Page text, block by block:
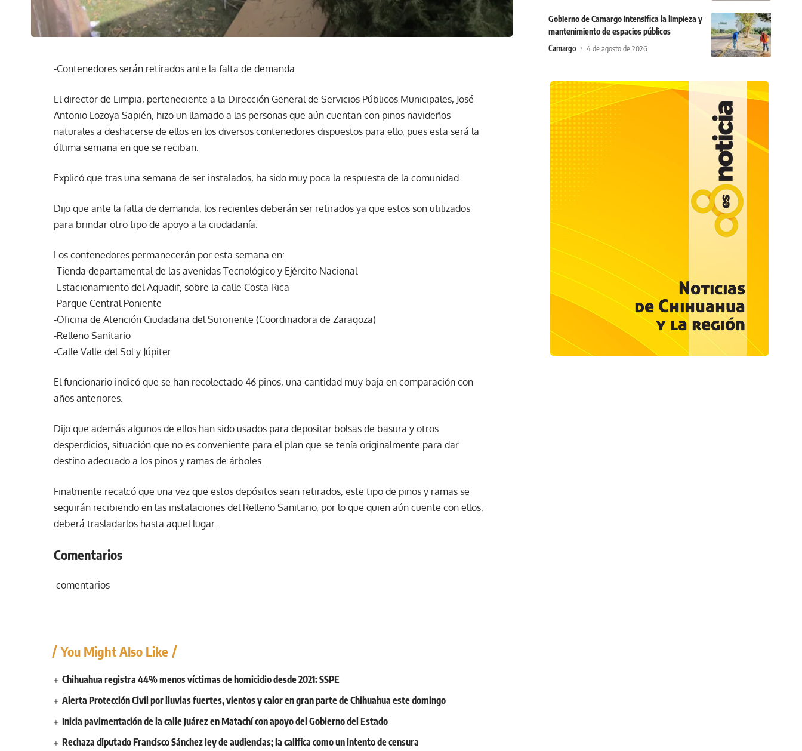
-Contenedores serán retirados ante la falta de demanda
El director de Limpia, perteneciente a la Dirección General de Servicios Públicos Municipales, José
Antonio Lozoya Sapién, hizo un llamado a las personas que aún cuentan con pinos navideños
naturales a deshacerse de ellos en los diversos contenedores dispuestos para ello, pues esta será la
última semana en que se reciban.
Explicó que tras una semana de ser instalados, ha sido muy poca la respuesta de la comunidad.
Dijo que ante la falta de demanda, los recientes deberán ser retirados ya que estos son utilizados
para brindar otro tipo de apoyo a la ciudadanía.
Los contenedores permanecerán por esta semana en:
-Tienda departamental de las avenidas Tecnológico y Ejército Nacional
-Estacionamiento del Aquadif, sobre la calle Costa Rica
-Parque Central Poniente
-Oficina de Atención Ciudadana del Suroriente (Coordinadora de Zaragoza)
-Relleno Sanitario
-Calle Valle del Sol y Júpiter
El funcionario indicó que se han recolectado 46 pinos, una cantidad muy baja en comparación con
años anteriores.
Dijo que además algunos de ellos han sido usados para depositar bolsas de basura y otros
desperdicios, situación que no es conveniente para el plan que se tenía originalmente para dar
destino adecuado a los pinos y ramas de árboles.
Finalmente recalcó que una vez que estos depósitos sean retirados, este tipo de pinos y ramas se
seguirán recibiendo en las instalaciones del Relleno Sanitario, por lo que quien aún cuente con ellos,
deberá trasladarlos hasta aquel lugar.
Comentarios
comentarios
You Might Also Like
Chihuahua registra 44% menos víctimas de homicidio desde 2021: SSPE
Alerta Protección Civil por lluvias fuertes, vientos y calor en gran parte de Chihuahua este domingo
Inicia pavimentación de la calle Juárez en Matachí con apoyo del Gobierno del Estado
Rechaza diputado Francisco Sánchez ley de audiencias; la califica como un intento de censura
Gobierno de Camargo intensifica la limpieza y
mantenimiento de espacios públicos
Camargo 4 de agosto de 2026